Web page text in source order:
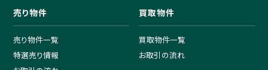
売り物件
売り物件一覧
特選売り情報
買取物件
買取物件一覧
お取引の流れ